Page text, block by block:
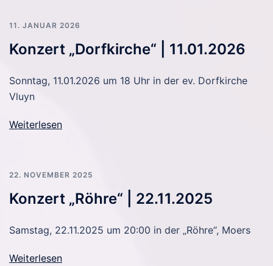
11. JANUAR 2026
Konzert „Dorfkirche“ | 11.01.2026
Sonntag, 11.01.2026 um 18 Uhr in der ev. Dorfkirche
Vluyn
Weiterlesen
22. NOVEMBER 2025
Konzert „Röhre“ | 22.11.2025
Samstag, 22.11.2025 um 20:00 in der „Röhre“, Moers
Weiterlesen